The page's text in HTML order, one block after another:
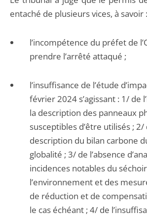
entaché de plusieurs vices, à savoir :
l’incompétence du préfet de
prendre l’arrêté attaqué ;
l’insuffisance de l’étude
février 2024 s’agissant : 1/ de
la description des panneaux
susceptibles d’être utilisés ; 2/
description du bilan carbone
globalité ; 3/ de l’absence
incidences notables du
l’environnement et des
de réduction et de
le cas échéant ; 4/ de